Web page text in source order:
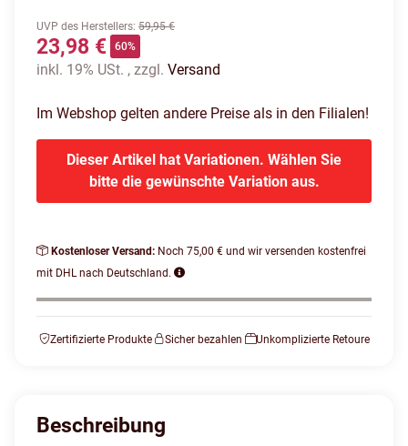
UVP des Herstellers: 59,95 €
23,98 € 60%
inkl. 19% USt. , zzgl. Versand
Im Webshop gelten andere Preise als in den Filialen!
Dieser Artikel hat Variationen. Wählen Sie
bitte die gewünschte Variation aus.
Kostenloser Versand: Noch 75,00 € und wir versenden kostenfrei
mit DHL nach Deutschland.
Zertifizierte Produkte Sicher bezahlen Unkomplizierte Retoure
Beschreibung